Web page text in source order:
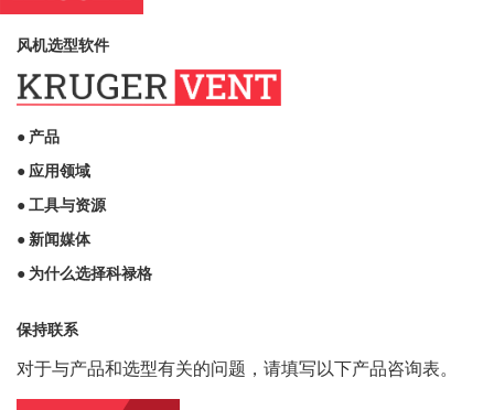
风机选型软件
● 产品
● 应用领域
● 工具与资源
● 新闻媒体
● 为什么选择科禄格
保持联系
对于与产品和选型有关的问题，请填写以下产品咨询表。